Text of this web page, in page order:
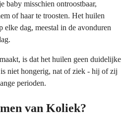
baby misschien ontroostbaar,
of haar te troosten. Het huilen
elke dag, meestal in de avonduren
is dat het huilen geen duidelijke
niet hongerig, nat of ziek - hij of zij
perioden.
van Koliek?